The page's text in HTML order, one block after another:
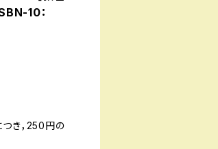
10：
き，250円の